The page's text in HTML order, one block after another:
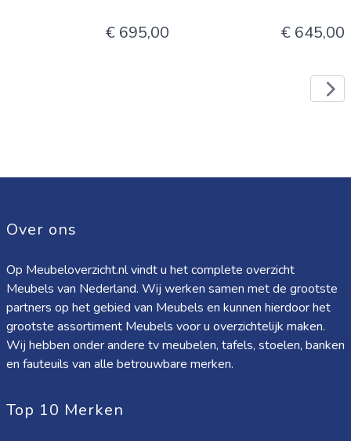
€ 695,00 € 645,00
Over ons
Op Meubeloverzicht.nl vindt u het complete overzicht
Meubels van Nederland. Wij werken samen met de grootste
partners op het gebied van Meubels en kunnen hierdoor het
grootste assortiment Meubels voor u overzichtelijk maken.
Wij hebben onder andere tv meubelen, tafels, stoelen, banken
en fauteuils van alle betrouwbare merken.
Top 10 Merken